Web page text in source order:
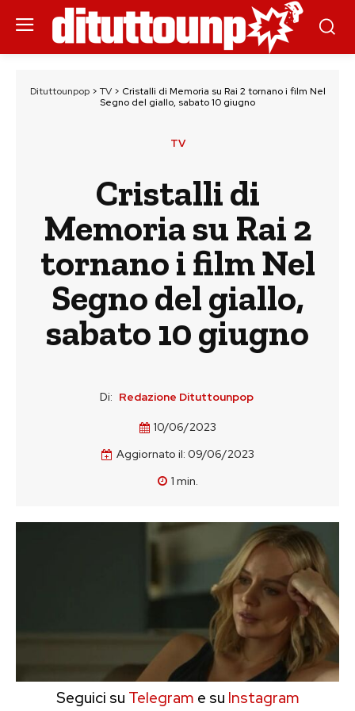
Dituttounpop> TV> Cristalli di Memoria su Rai 2 tornano i film Nel
Segno del giallo, sabato 10 giugno
TV
Cristalli di
Memoria su Rai 2
tornano i film Nel
Segno del giallo,
sabato 10 giugno
Di: Redazione Dituttounpop
10/06/2023
Aggiornato il: 09/06/2023
1 min.
Seguici su Telegram e su Instagram